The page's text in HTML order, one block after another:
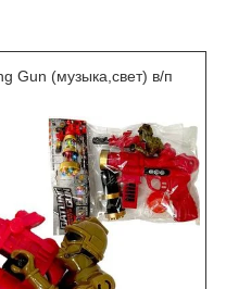
Gun (музыка,свет) в/п